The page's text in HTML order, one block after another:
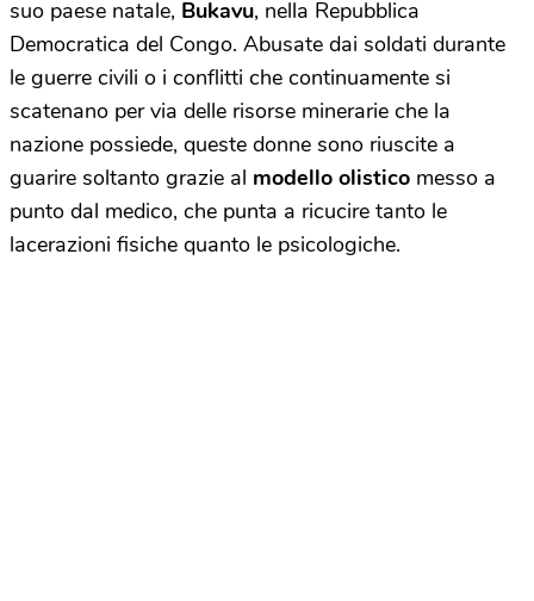
suo paese natale, Bukavu, nella Repubblica
Democratica del Congo. Abusate dai soldati durante
le guerre civili o i conflitti che continuamente si
scatenano per via delle risorse minerarie che la
nazione possiede, queste donne sono riuscite a
guarire soltanto grazie al modello olistico messo a
punto dal medico, che punta a ricucire tanto le
lacerazioni fisiche quanto le psicologiche.